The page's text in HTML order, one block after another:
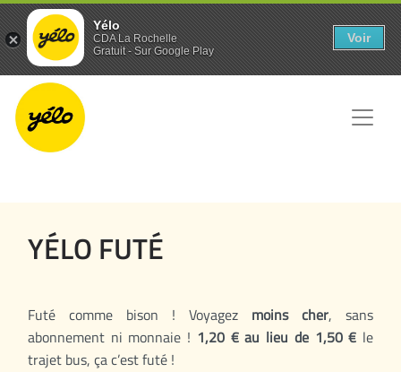
YÉLO FUTÉ
Futé comme bison ! Voyagez moins cher, sans
abonnement ni monnaie ! 1,20 € au lieu de 1,50 € le
trajet bus, ça c’est futé !
Yélo
CDA La Rochelle
Gratuit - Sur Google Play
Voir
Panneau de gestion des cookies